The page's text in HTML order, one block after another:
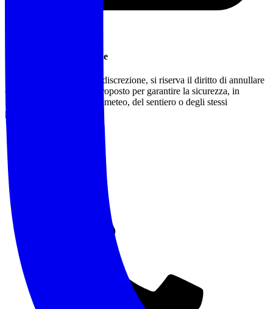
Annullamento/Modifiche
L'accompagnatore, a sua discrezione, si riserva il diritto di annullare
o modificare l'itinerario proposto per garantire la sicurezza, in
funzione delle condizioni meteo, del sentiero o degli stessi
partecipanti.